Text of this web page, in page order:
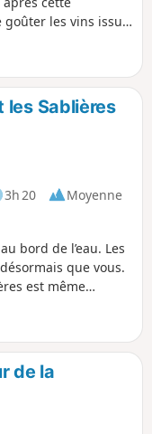
goûter les vins issus
même bras de la
en partie boisé,
de Noizé par
La randonnée
gros dénivelé.
les Sablières
3h 20
Moyenne
bord de l’eau. Les
que vous.
est même
être
de la